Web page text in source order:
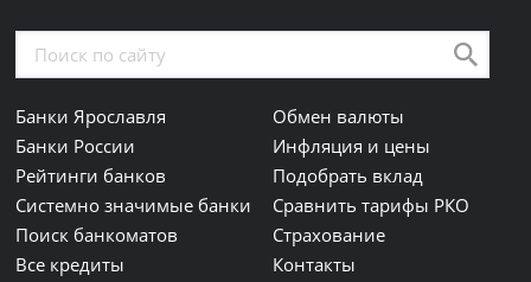
Банки Ярославля
Банки России
Рейтинги банков
Системно значимые банки
Поиск банкоматов
Все кредиты
Обмен валюты
Инфляция и цены
Подобрать вклад
Сравнить тарифы РКО
Страхование
Контакты